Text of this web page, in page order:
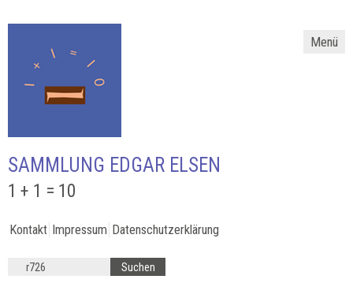
Menü
SAMMLUNG EDGAR ELSEN
1 + 1 = 10
Kontakt Impressum Datenschutzerklärung